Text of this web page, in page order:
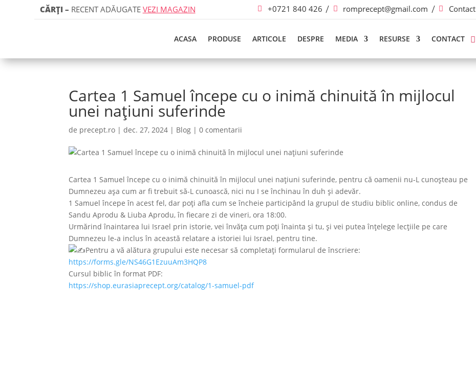
CĂRȚI – RECENT ADĂUGATE VEZI MAGAZIN +0721 840 426 romprecept@gmail.com Contact
ACASA PRODUSE ARTICOLE DESPRE MEDIA RESURSE CONTACT
Cartea 1 Samuel începe cu o inimă chinuită în mijlocul
unei națiuni suferinde
de precept.ro |dec. 27, 2024 | Blog |0 comentarii
Cartea 1 Samuel începe cu o inimă chinuită în mijlocul unei națiuni suferinde, pentru că oamenii nu-L cunoșteau pe
Dumnezeu așa cum ar fi trebuit să-L cunoască, nici nu I se închinau în duh și adevăr.
1 Samuel începe în acest fel, dar poți afla cum se încheie participând la grupul de studiu biblic online, condus de
Sandu Aprodu & Liuba Aprodu, în fiecare zi de vineri, ora 18:00.
Urmărind înaintarea lui Israel prin istorie, vei învăța cum poți înainta și tu, și vei putea înțelege lecțiile pe care
Dumnezeu le-a inclus în această relatare a istoriei lui Israel, pentru tine.
Pentru a vă alătura grupului este necesar să completați formularul de înscriere:
https://forms.gle/NS46G1EzuuAm3HQP8
Cursul biblic în format PDF:
https://shop.eurasiaprecept.org/catalog/1-samuel-pdf